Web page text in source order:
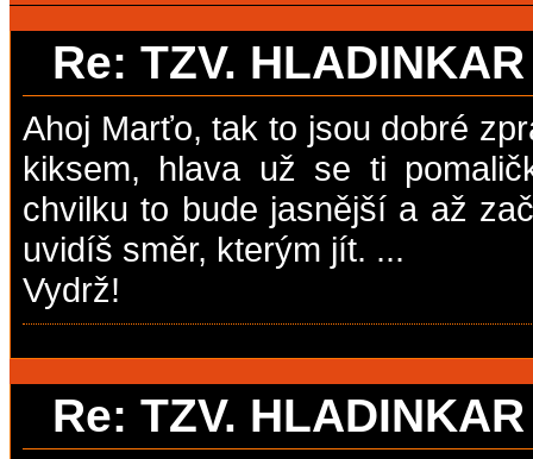
Re: TZV.
Ahoj Marťo, tak to jsou dobré
kiksem, hlava už se ti
chvilku to bude jasnější a až
uvidíš směr, kterým jít. ...
Vydrž!
Re: TZV.